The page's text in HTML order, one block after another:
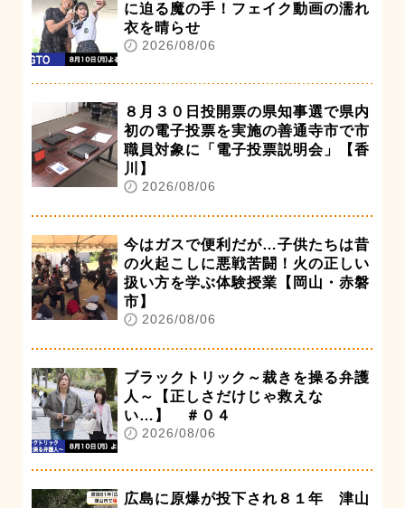
に迫る魔の手！フェイク動画の濡れ
衣を晴らせ
2026/08/06
８月３０日投開票の県知事選で県内
初の電子投票を実施の善通寺市で市
職員対象に「電子投票説明会」【香
川】
2026/08/06
今はガスで便利だが…子供たちは昔
の火起こしに悪戦苦闘！火の正しい
扱い方を学ぶ体験授業【岡山・赤磐
市】
2026/08/06
ブラックトリック～裁きを操る弁護
人～【正しさだけじゃ救えな
い…】 ＃０４
2026/08/06
広島に原爆が投下され８１年 津山